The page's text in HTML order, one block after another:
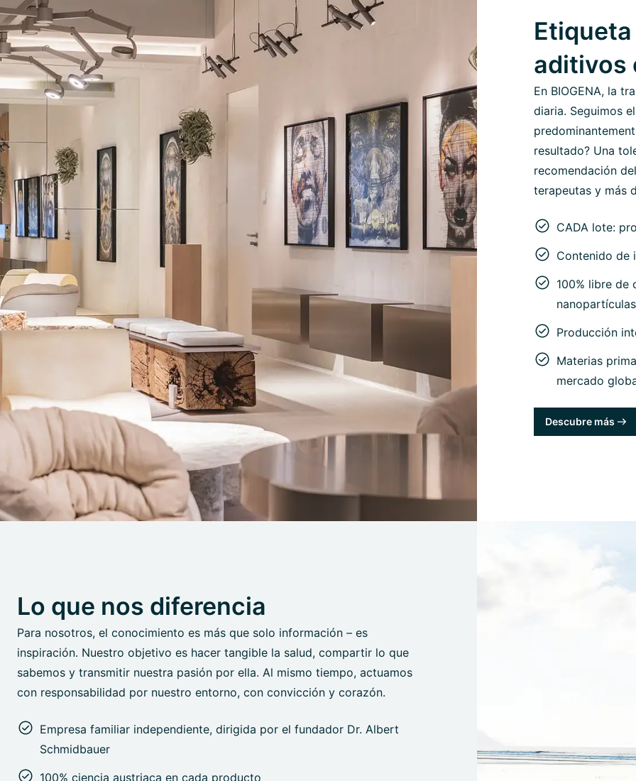
aditivos
En BIOGENA, la
diaria. Seguimos
resultado? Una
recomendación
terapeutas y más
CADA lote:
Contenido de
100% libre de
Producción
Materias
mercado
Descubre más
Lo que nos diferencia
Para nosotros, el conocimiento es más que solo información – es
inspiración. Nuestro objetivo es hacer tangible la salud, compartir lo que
sabemos y transmitir nuestra pasión por ella. Al mismo tiempo, actuamos
con responsabilidad por nuestro entorno, con convicción y corazón.
Empresa familiar independiente, dirigida por el fundador Dr. Albert
Schmidbauer
100% ciencia austriaca en cada producto